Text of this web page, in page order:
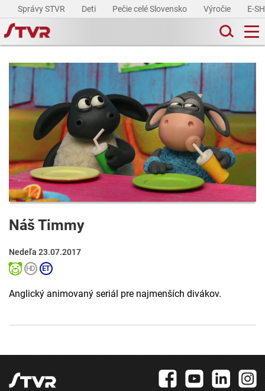
Správy STVR Deti Pečie celé Slovensko Výročie E-
Náš Timmy
Nedeľa 23.07.2017
Anglický animovaný seriál pre najmenších divákov.